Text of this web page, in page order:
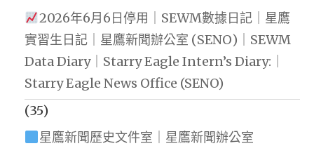
2026年6月6日停用｜SEWM數據日記｜星鷹
實習生日記｜星鷹新聞辦公室 (SENO)｜SEWM
Data Diary｜Starry Eagle Intern’s Diary:｜
Starry Eagle News Office (SENO)
(35)
星鷹新聞歷史文件室｜星鷹新聞辦公室